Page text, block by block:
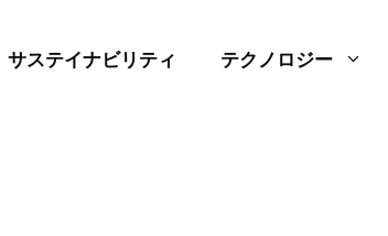
サステイナビリティ テクノロジー